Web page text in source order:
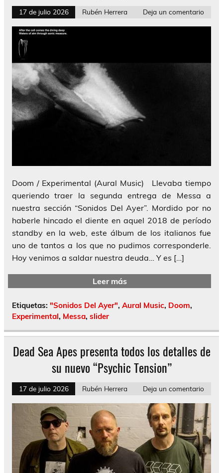
17 de julio 2026 Rubén Herrera Deja un comentario
Doom / Experimental (Aural Music) Llevaba tiempo
queriendo traer la segunda entrega de Messa a
nuestra sección “Sonidos Del Ayer”. Mordido por no
haberle hincado el diente en aquel 2018 de período
standby en la web, este álbum de los italianos fue
uno de tantos a los que no pudimos corresponderle.
Hoy venimos a saldar nuestra deuda… Y es […]
Leer más
Etiquetas: "Sonidos Del Ayer", Aural Music, Doom,
Experimental, Messa, slider
Dead Sea Apes presenta todos los detalles de
su nuevo “Psychic Tension”
17 de julio 2026 Rubén Herrera Deja un comentario